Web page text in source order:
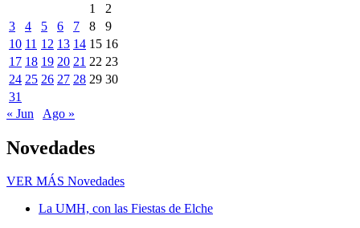
1
2
3
4 5 6 7 8
9
10 11 12 13 14 15 16
17 18 19 20 21 22 23
24 25 26 27 28 29 30
31
« Jun
Ago »
Novedades
VER MÁS Novedades
La UMH, con las Fiestas de Elche